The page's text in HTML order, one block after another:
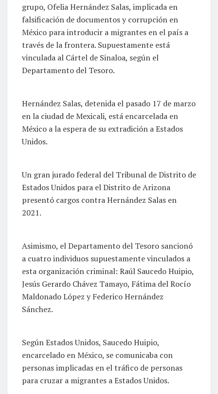
grupo, Ofelia Hernández Salas, implicada en
falsificación de documentos y corrupción en
México para introducir a migrantes en el país a
través de la frontera. Supuestamente está
vinculada al Cártel de Sinaloa, según el
Departamento del Tesoro.
Hernández Salas, detenida el pasado 17 de marzo
en la ciudad de Mexicali, está encarcelada en
México a la espera de su extradición a Estados
Unidos.
Un gran jurado federal del Tribunal de Distrito de
Estados Unidos para el Distrito de Arizona
presentó cargos contra Hernández Salas en
2021.
Asimismo, el Departamento del Tesoro sancionó
a cuatro individuos supuestamente vinculados a
esta organización criminal: Raúl Saucedo Huipio,
Jesús Gerardo Chávez Tamayo, Fátima del Rocío
Maldonado López y Federico Hernández
Sánchez.
Según Estados Unidos, Saucedo Huipio,
encarcelado en México, se comunicaba con
personas implicadas en el tráfico de personas
para cruzar a migrantes a Estados Unidos.